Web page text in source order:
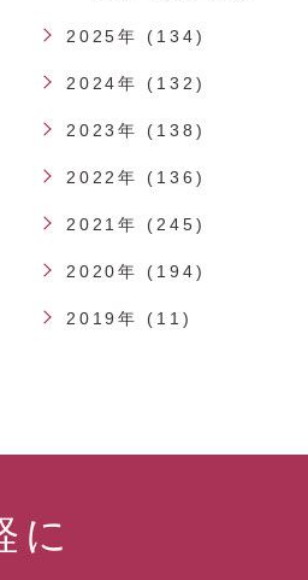
2025年 (134)
2024年 (132)
2023年 (138)
2022年 (136)
2021年 (245)
2020年 (194)
2019年 (11)
に